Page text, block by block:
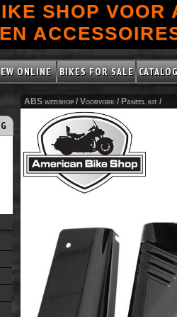
SHOP VOOR
EN
ONLINE BIKES FOR SALE
ABS webshop / Voorvork / Paneel kit /